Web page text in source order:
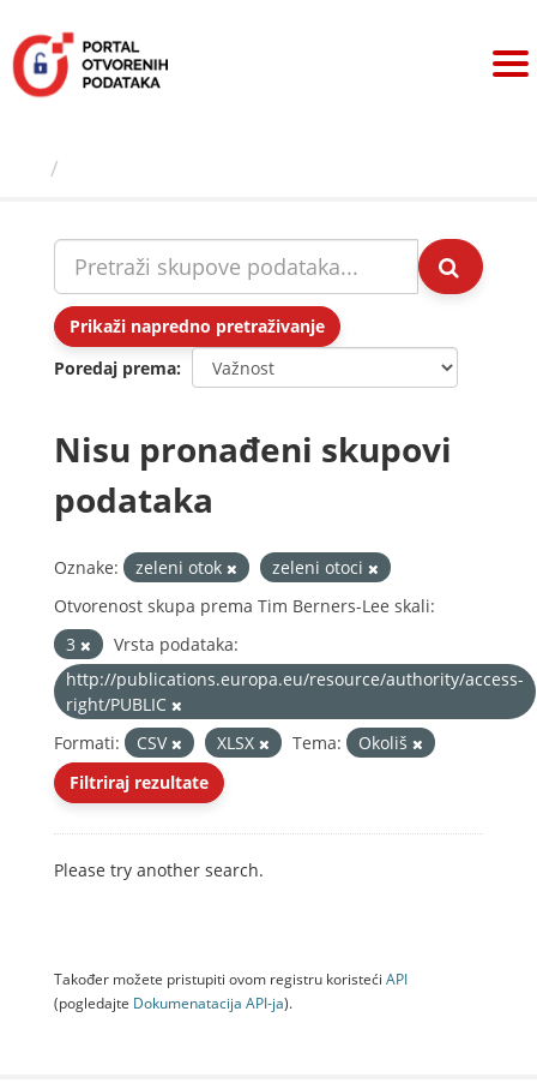
sadržaj
Prikaži napredno pretraživanje
Poredaj prema
Nisu pronađeni skupovi
podataka
Oznake: zeleni otok
zeleni otoci
Otvorenost skupa prema Tim Berners-Lee skali:
3
Vrsta podataka:
http://publications.europa.eu/resource/authority/access-
right/PUBLIC
Formati:
CSV XLSX Tema:
Okoliš
Filtriraj rezultate
Please try another search.
Također možete pristupiti ovom registru koristeći API
(pogledajte Dokumenаtаcijа API-jа).